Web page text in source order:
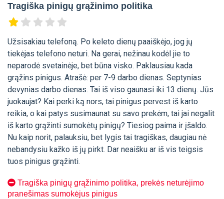
Tragiška pinigų grąžinimo politika
Užsisakiau telefoną. Po keleto dienų paaiškėjo, jog jų
tiekėjas telefono neturi. Na gerai, nežinau kodėl jie to
neparodė svetainėje, bet būna visko. Paklausiau kada
grąžins pinigus. Atrašė: per 7-9 darbo dienas. Septynias
devynias darbo dienas. Tai iš viso gaunasi iki 13 dienų. Jūs
juokaujat? Kai perki ką nors, tai pinigus pervest iš karto
reikia, o kai patys susimaunat su savo prekėm, tai jai negalit
iš karto grąžinti sumokėtų pinigų? Tiesiog paima ir įšaldo.
Nu kaip norit, palauksiu, bet lygis tai tragiškas, daugiau nė
nebandysiu kažko iš jų pirkt. Dar neaišku ar iš vis teigsis
tuos pinigus grąžinti.
Tragiška pinigų grąžinimo politika, prekės neturėjimo
pranešimas sumokėjus pinigus